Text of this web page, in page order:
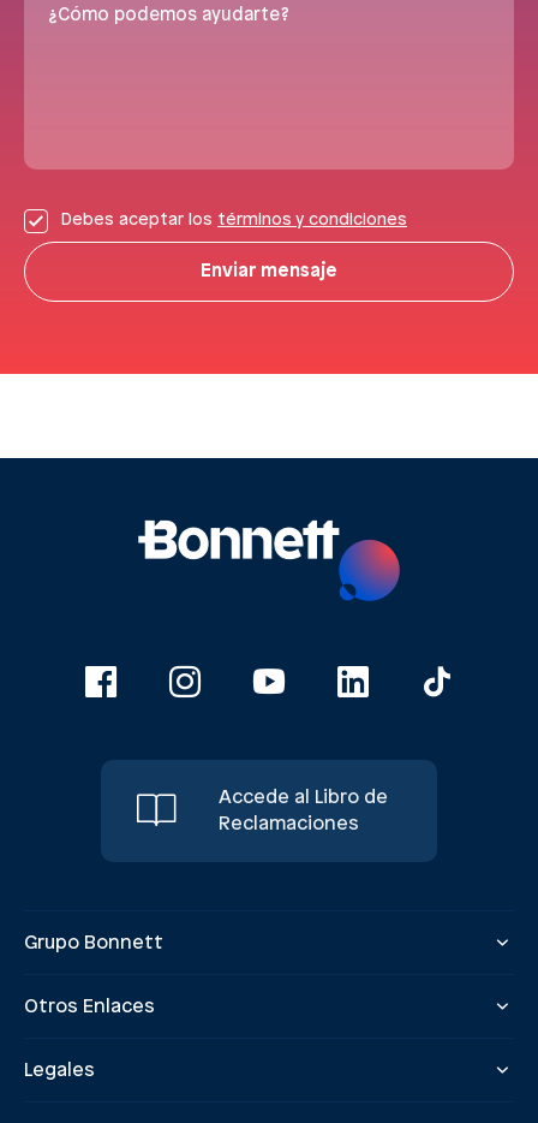
¿Cómo podemos ayudarte?
Debes aceptar los términos y condiciones
Enviar mensaje
Accede al Libro de
Reclamaciones
Grupo Bonnett
Otros Enlaces
Legales